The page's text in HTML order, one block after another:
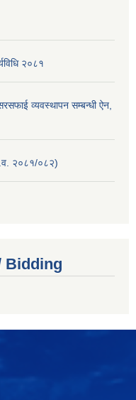
२०८१
व्यवस्थापन सम्बन्धी ऐन,
२०८१/०८२)
Bidding